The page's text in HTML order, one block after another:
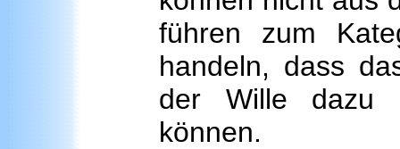
führen zum
handeln, dass
der Wille dazu
können.